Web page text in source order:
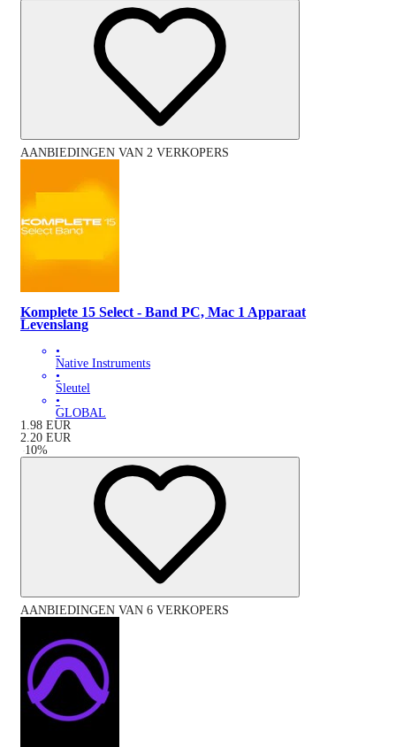
AANBIEDINGEN VAN 2 VERKOPERS
Komplete 15 Select - Band PC, Mac 1 Apparaat
Levenslang
•
Native Instruments
•
Sleutel
•
GLOBAL
1.98 EUR
2.20 EUR
-10%
AANBIEDINGEN VAN 6 VERKOPERS